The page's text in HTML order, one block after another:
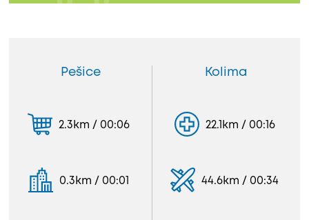
Pešice
2.3km / 00:06
0.3km / 00:01
Kolima
22.1km / 00:16
44.6km / 00:34